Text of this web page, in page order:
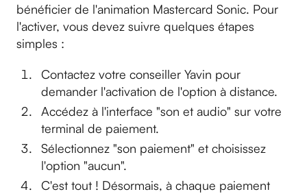
bénéficier de l'animation Mastercard Sonic. Pour
l'activer, vous devez suivre quelques étapes
simples :
Contactez votre conseiller Yavin pour
demander l'activation de l'option à distance.
Accédez à l'interface "son et audio" sur votre
terminal de paiement.
Sélectionnez "son paiement" et choisissez
l'option "aucun".
C'est tout ! Désormais, à chaque paiement